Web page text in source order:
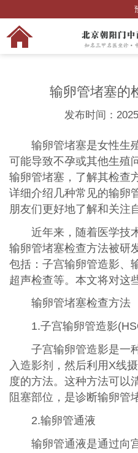
输卵管堵塞的
发布时间：
输卵管堵塞是女性生
可能导致不孕或其他生殖
输卵管堵塞，了解其检查
详细介绍几种常见的输卵
朋友们更好地了解和关注
近年来，随着医学技
输卵管堵塞检查方法被研
包括：子宫输卵管造影、
超声检查等。本文将对这
输卵管堵塞检查方法
1.子宫输卵管造影
子宫输卵管造影是一
入造影剂，然后利用X线
度的方法。这种方法可以
阻塞部位，是诊断输卵管
2.输卵管通液
输卵管通液是通过向